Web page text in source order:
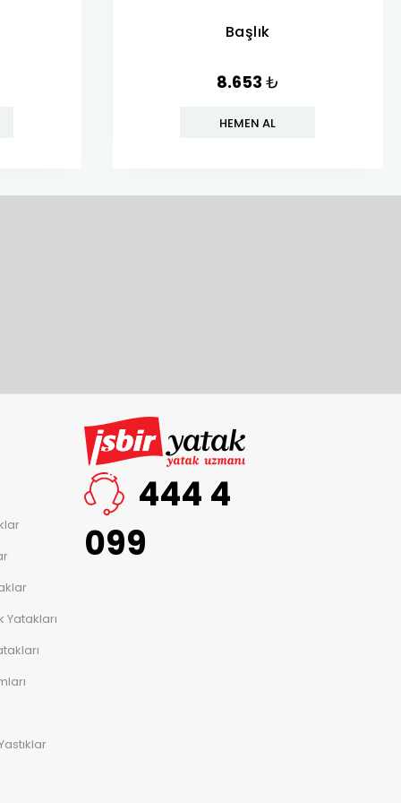
Başlık
8.653 ₺
HEMEN AL
Yatakları
444 4
099